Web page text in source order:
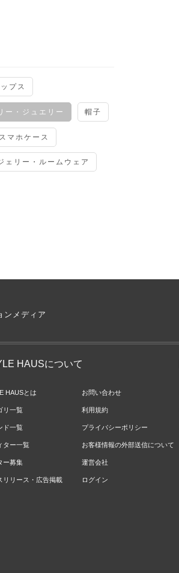
ップス
ー・ジュエリー 帽子
マホケース
ェリー・ルームウェア
ンメディア
HAUSについて
HAUSとは
リ一覧
ド一覧
ター一覧
ー募集
リリース・広告掲載
お問い合わせ
利用規約
プライバシーポリシー
お客様情報の外部送信について
運営会社
ログイン